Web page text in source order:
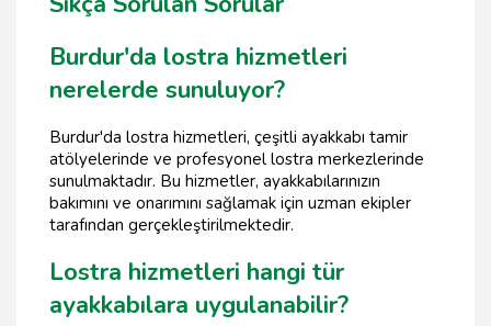
Burdur'da lostra hizmetleri
nerelerde sunuluyor?
Burdur'da lostra hizmetleri, çeşitli ayakkabı tamir
atölyelerinde ve profesyonel lostra merkezlerinde
sunulmaktadır. Bu hizmetler, ayakkabılarınızın
bakımını ve onarımını sağlamak için uzman ekipler
tarafından gerçekleştirilmektedir.
Lostra hizmetleri hangi tür
ayakkabılara uygulanabilir?